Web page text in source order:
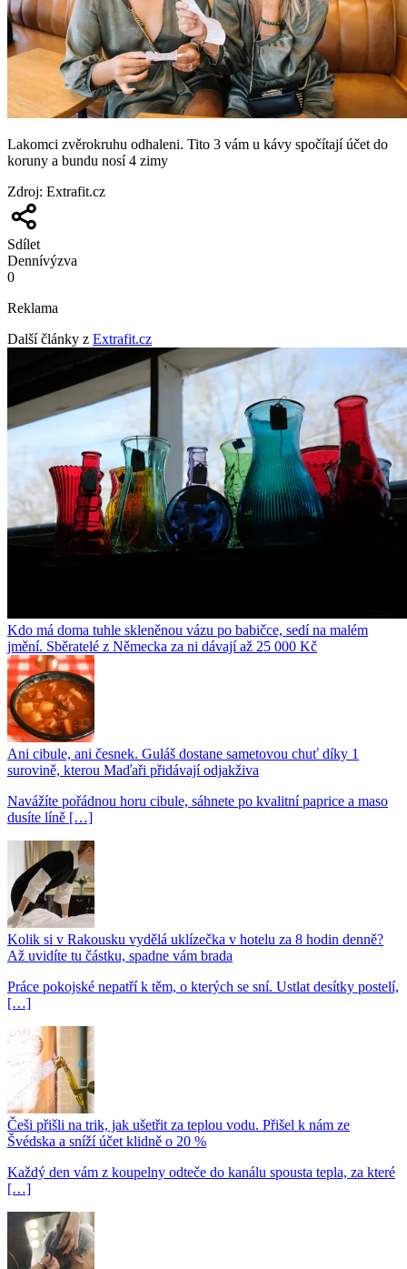
Lakomci zvěrokruhu odhaleni. Tito 3 vám u kávy spočítají účet do
koruny a bundu nosí 4 zimy
Zdroj: Extrafit.cz
Sdílet
Dennívýzva
0
Reklama
Další články z Extrafit.cz
Kdo má doma tuhle skleněnou vázu po babičce, sedí na malém
jmění. Sběratelé z Německa za ni dávají až 25 000 Kč
Ani cibule, ani česnek. Guláš dostane sametovou chuť díky 1
surovině, kterou Maďaři přidávají odjakživa
Navážíte pořádnou horu cibule, sáhnete po kvalitní paprice a maso
dusíte líně […]
Kolik si v Rakousku vydělá uklízečka v hotelu za 8 hodin denně?
Až uvidíte tu částku, spadne vám brada
Práce pokojské nepatří k těm, o kterých se sní. Ustlat desítky postelí,
[…]
Češi přišli na trik, jak ušetřit za teplou vodu. Přišel k nám ze
Švédska a sníží účet klidně o 20 %
Každý den vám z koupelny odteče do kanálu spousta tepla, za které
[…]